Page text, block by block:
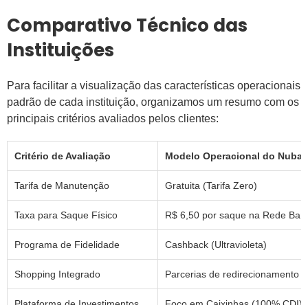
Comparativo Técnico das
Instituições
Para facilitar a visualização das características operacionais
padrão de cada instituição, organizamos um resumo com os
principais critérios avaliados pelos clientes:
Critério de Avaliação Modelo Operacional do
Tarifa de Manutenção Gratuita (Tarifa Zero)
Taxa para Saque Físico R$ 6,50 por saque na Rede
Programa de Fidelidade Cashback (Ultravioleta)
Shopping Integrado Parcerias de redirecionamento